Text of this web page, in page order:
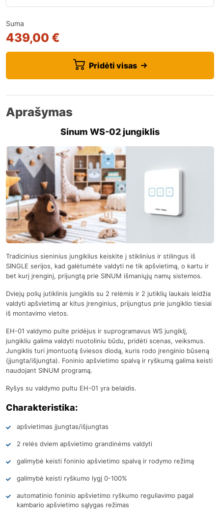
Suma
439,00 €
Pridėti visas
Aprašymas
Sinum WS-02 jungiklis
Tradicinius sieninius jungiklius keiskite į stiklinius ir stilingus iš
SINGLE serijos, kad galėtumėte valdyti ne tik apšvietimą, o kartu ir
bet kurį įrenginį, prijungtą prie SINUM išmaniųjų namų sistemos.
Dviejų polių jutiklinis jungiklis su 2 relėmis ir 2 jutiklių laukais leidžia
valdyti apšvietimą ar kitus įrenginius, prijungtus prie jungiklio tiesiai
iš montavimo vietos.
EH-01 valdymo pulte pridėjus ir suprogramavus WS jungiklį,
jungikliu galima valdyti nuotoliniu būdu, pridėti scenas, veiksmus.
Jungiklis turi įmontuotą šviesos diodą, kuris rodo įrenginio būseną
(įjungta/išjungta). Foninio apšvietimo spalvą ir ryškumą galima keisti
naudojant SINUM programą.
Ryšys su valdymo pultu EH-01 yra belaidis.
Charakteristika:
apšvietimas įjungtas/išjungtas
2 relės dviem apšvietimo grandinėms valdyti
galimybė keisti foninio apšvietimo spalvą ir rodymo režimą
galimybė keisti ryškumo lygį 0-100%
automatinio foninio apšvietimo ryškumo reguliavimo pagal
kambario apšvietimo sąlygas režimas